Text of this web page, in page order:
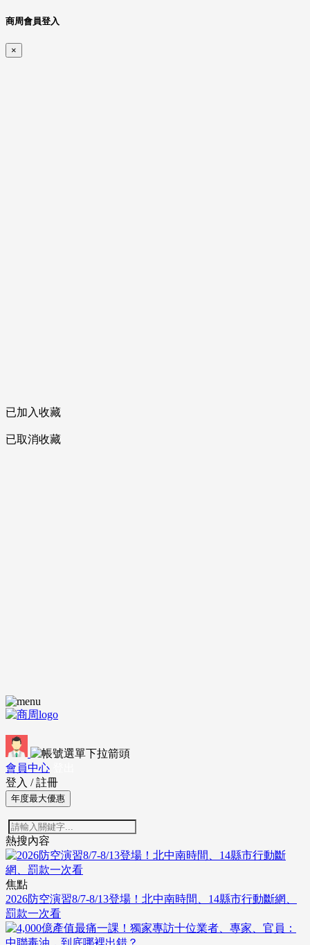
商周會員登入
×
已加入收藏
已取消收藏
會員中心
登入 / 註冊
年度最大優惠
熱搜內容
焦點
2026防空演習8/7-8/13登場！北中南時間、14縣市行動斷網、
罰款一次看